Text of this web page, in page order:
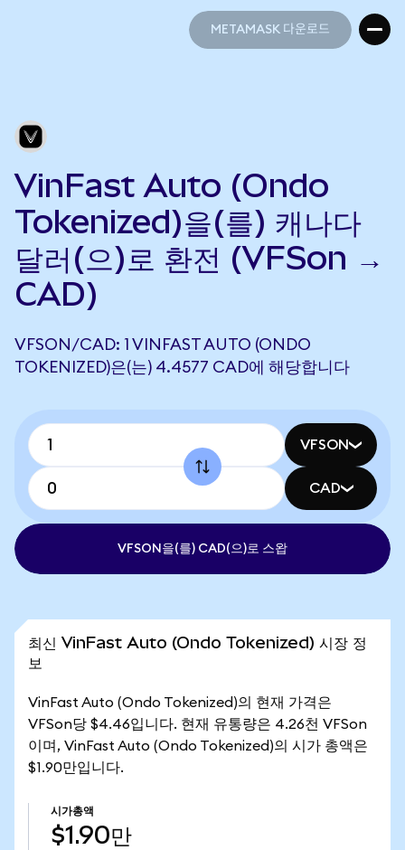
METAMASK 다운로드
VinFast Auto (Ondo
Tokenized)을(를) 캐나다
달러(으)로 환전 (VFSon →
CAD)
VFSON/CAD: 1 VINFAST AUTO (ONDO
TOKENIZED)은(는) 4.4577 CAD에 해당합니다
VFSON
CAD
VFSON을(를) CAD(으)로 스왑
최신 VinFast Auto (Ondo Tokenized) 시장 정
보
VinFast Auto (Ondo Tokenized)의 현재 가격은
VFSon당 $4.46입니다. 현재 유통량은 4.26천 VFSon
이며, VinFast Auto (Ondo Tokenized)의 시가 총액은
$1.90만입니다.
시가총액
$1.90만